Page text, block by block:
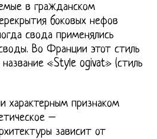
в гражданском
боковых нефов
свода применялись
Во Франции этот стиль
«Style ogivat» (стиль
характерным признаком
–
зависит от